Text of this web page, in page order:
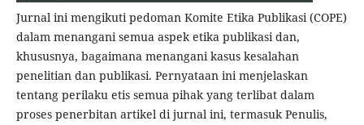
Jurnal ini mengikuti pedoman Komite Etika Publikasi (COPE)
dalam menangani semua aspek etika publikasi dan,
khususnya, bagaimana menangani kasus kesalahan
penelitian dan publikasi. Pernyataan ini menjelaskan
tentang perilaku etis semua pihak yang terlibat dalam
proses penerbitan artikel di jurnal ini, termasuk Penulis,